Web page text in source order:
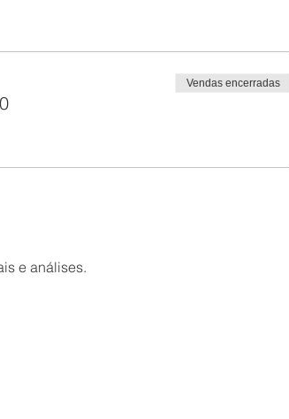
Vendas encerradas
e análises.